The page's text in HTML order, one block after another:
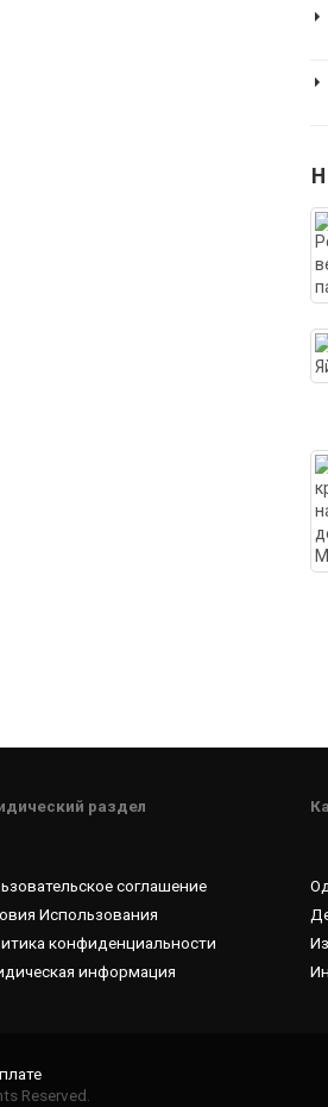
раздел
соглашение
Использования
конфиденциальности
информация
Reserved.